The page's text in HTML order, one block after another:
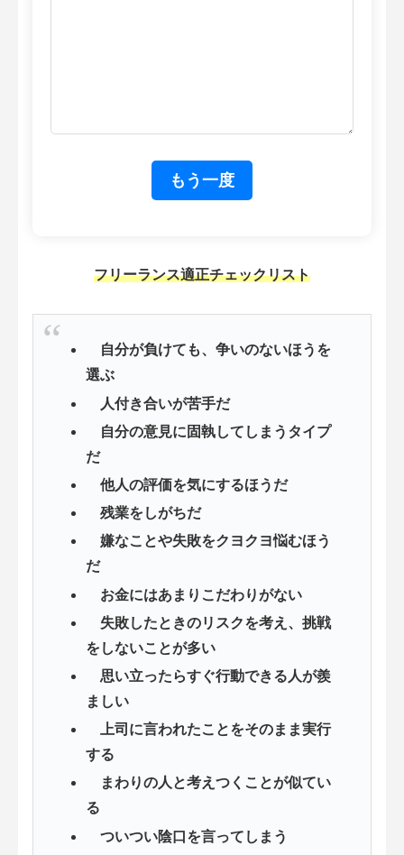
フリーランス適正チェックリスト
自分が負けても、争いのないほうを
選ぶ
人付き合いが苦手だ
自分の意見に固執してしまうタイプ
だ
他人の評価を気にするほうだ
残業をしがちだ
嫌なことや失敗をクヨクヨ悩むほう
だ
お金にはあまりこだわりがない
失敗したときのリスクを考え、挑戦
をしないことが多い
思い立ったらすぐ行動できる人が羨
ましい
上司に言われたことをそのまま実行
する
まわりの人と考えつくことが似てい
る
ついつい陰口を言ってしまう